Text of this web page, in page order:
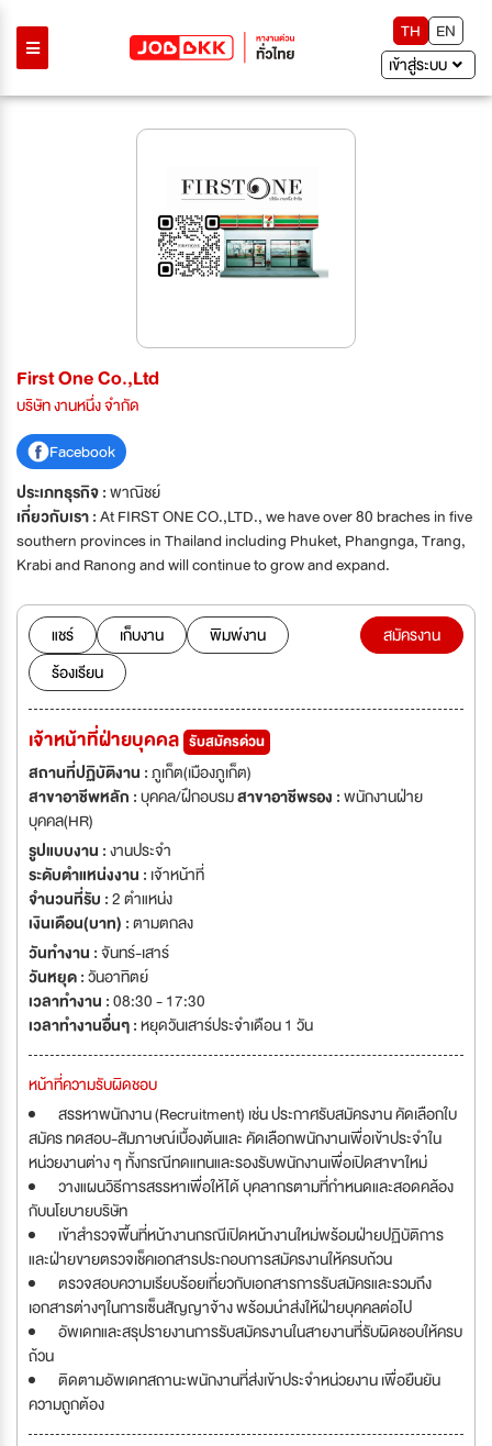
TH
EN
เข้าสู่ระบบ
First One Co.,Ltd
บริษัท งานหนึ่ง จำกัด
Facebook
ประเภทธุรกิจ :พาณิชย์
เกี่ยวกับเรา :At FIRST ONE CO.,LTD., we have over 80 braches in five
southern provinces in Thailand including Phuket, Phangnga, Trang,
Krabi and Ranong and will continue to grow and expand.
แชร์ เก็บงาน
พิมพ์งาน
ร้องเรียน
สมัครงาน
เจ้าหน้าที่ฝ่ายบุคคล รับสมัครด่วน
สถานที่ปฏิบัติงาน :ภูเก็ต(เมืองภูเก็ต)
สาขาอาชีพหลัก :บุคคล/ฝึกอบรมสาขาอาชีพรอง :พนักงานฝ่าย
บุคคล(HR)
รูปแบบงาน :งานประจำ
ระดับตำแหน่งงาน : เจ้าหน้าที่
จำนวนที่รับ :2 ตำแหน่ง
เงินเดือน(บาท) :ตามตกลง
วันทำงาน :จันทร์-เสาร์
วันหยุด :วันอาทิตย์
เวลาทำงาน :08:30 - 17:30
เวลาทำงานอื่นๆ :หยุดวันเสาร์ประจำเดือน 1 วัน
หน้าที่ความรับผิดชอบ
สรรหาพนักงาน (Recruitment) เช่น ประกาศรับสมัครงาน คัดเลือกใบ
สมัคร ทดสอบ-สัมภาษณ์เบื้องต้นและ คัดเลือกพนักงานเพื่อเข้าประจำใน
หน่วยงานต่าง ๆ ทั้งกรณีทดแทนและรองรับพนักงานเพื่อเปิดสาขาใหม่
วางแผนวิธีการสรรหาเพื่อให้ได้ บุคลากรตามที่กำหนดและสอดคล้อง
กับนโยบายบริษัท
เข้าสำรวจพื้นที่หน้างานกรณีเปิดหน้างานใหม่พร้อมฝ่ายปฏิบัติการ
และฝ่ายขายตรวจเช็คเอกสารประกอบการสมัครงานให้ครบถ้วน
ตรวจสอบความเรียบร้อยเกี่ยวกับเอกสารการรับสมัครและรวมถึง
เอกสารต่างๆในการเซ็นสัญญาจ้าง พร้อมนำส่งให้ฝ่ายบุคคลต่อไป
อัพเดทและสรุปรายงานการรับสมัครงานในสายงานที่รับผิดชอบให้ครบ
ถ้วน
ติดตามอัพเดทสถานะพนักงานที่ส่งเข้าประจำหน่วยงาน เพื่อยืนยัน
ความถูกต้อง